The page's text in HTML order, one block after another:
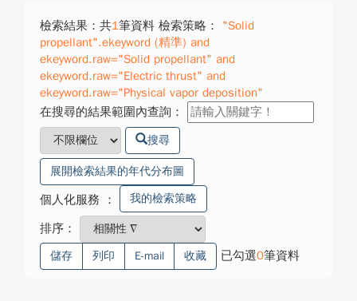
檢索結果：共1筆資料 檢索策略：
"Solid
propellant".ekeyword (精準) and
ekeyword.raw="Solid propellant" and
ekeyword.raw="Electric thrust" and
ekeyword.raw="Physical vapor deposition"
在搜尋的結果範圍內查詢：
搜尋
展開檢索結果的年代分布圖
個人化服務 ： 我的檢索策略
排序：
儲存 列印 E-mail 收藏 已勾選0筆資料